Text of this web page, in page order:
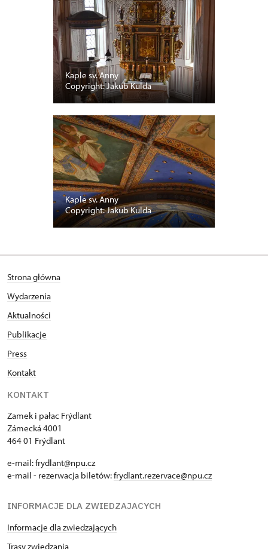
Kaple sv. Anny
Copyright: Jakub Kulda
Kaple sv. Anny
Copyright: Jakub Kulda
Strona główna
Wydarzenia
Aktualności
Publikacje
Press
Kontakt
KONTAKT
Zamek i pałac Frýdlant
Zámecká 4001
464 01 Frýdlant
e-mail:frydlant@npu.cz
e-mail - rezerwacja biletów:frydlant.rezervace@npu.cz
INFORMACJE DLA ZWIEDZAJACYCH
Informacje dla zwiedzających
Trasy zwiedzania